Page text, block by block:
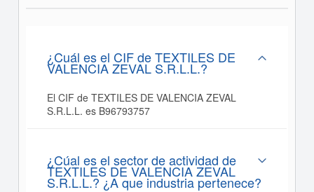
¿Cuál es el CIF de TEXTILES DE
VALENCIA ZEVAL S.R.L.L.?
El CIF de TEXTILES DE VALENCIA ZEVAL
S.R.L.L. es B96793757
¿Cúal es el sector de actividad de
TEXTILES DE VALENCIA ZEVAL
S.R.L.L.? ¿A que industria pertenece?